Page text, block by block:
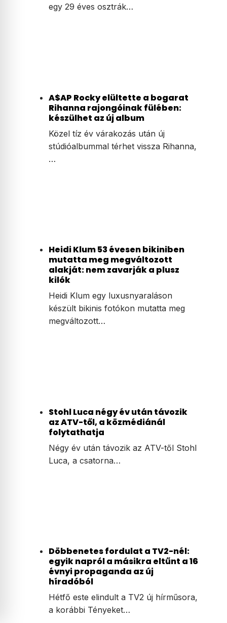
egy 29 éves osztrák…
A$AP Rocky elültette a bogarat
Rihanna rajongóinak fülében:
készülhet az új album
Közel tíz év várakozás után új
stúdióalbummal térhet vissza Rihanna,
…
Heidi Klum 53 évesen bikiniben
mutatta meg megváltozott
alakját: nem zavarják a plusz
kilók
Heidi Klum egy luxusnyaraláson
készült bikinis fotókon mutatta meg
megváltozott…
Stohl Luca négy év után távozik
az ATV-től, a közmédiánál
folytathatja
Négy év után távozik az ATV-től Stohl
Luca, a csatorna…
Döbbenetes fordulat a TV2-nél:
egyik napról a másikra eltűnt a 16
évnyi propaganda az új
híradóból
Hétfő este elindult a TV2 új hírműsora,
a korábbi Tényeket…